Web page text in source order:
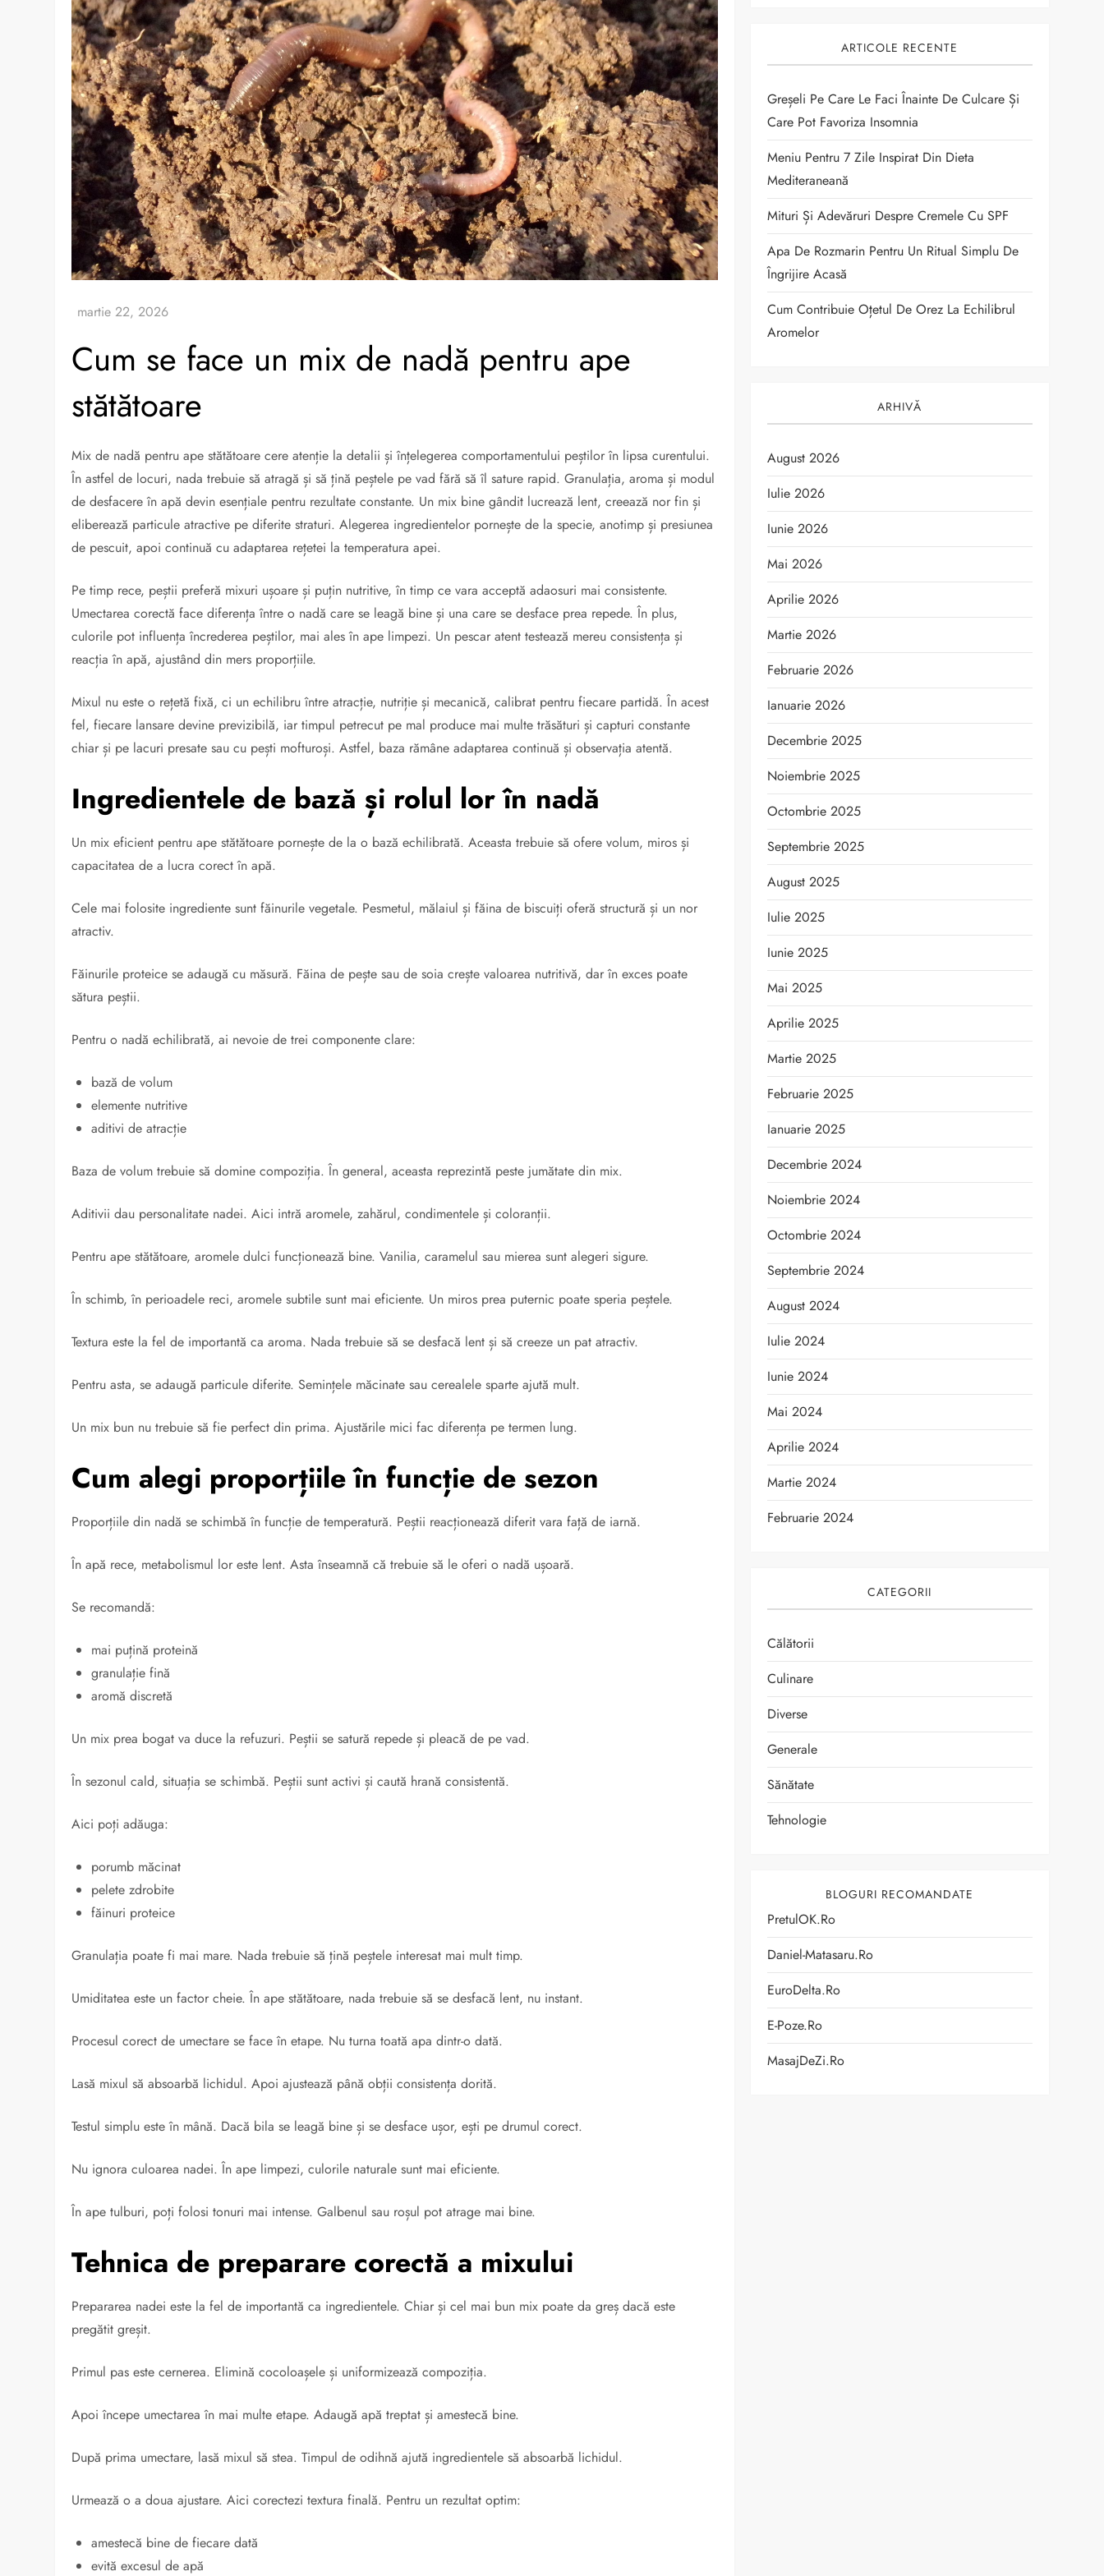
Cum se face un mix de nadă pentru ape
stătătoare
Mix de nadă pentru ape stătătoare cere atenție la detalii și înțelegerea comportamentului peștilor în lipsa curentului.
În astfel de locuri, nada trebuie să atragă și să țină peștele pe vad fără să îl sature rapid. Granulația, aroma și modul
de desfacere în apă devin esențiale pentru rezultate constante. Un mix bine gândit lucrează lent, creează nor fin și
eliberează particule atractive pe diferite straturi. Alegerea ingredientelor pornește de la specie, anotimp și presiunea
de pescuit, apoi continuă cu adaptarea rețetei la temperatura apei.
Pe timp rece, peștii preferă mixuri ușoare și puțin nutritive, în timp ce vara acceptă adaosuri mai consistente.
Umectarea corectă face diferența între o nadă care se leagă bine și una care se desface prea repede. În plus,
culorile pot influența încrederea peștilor, mai ales în ape limpezi. Un pescar atent testează mereu consistența și
reacția în apă, ajustând din mers proporțiile.
Mixul nu este o rețetă fixă, ci un echilibru între atracție, nutriție și mecanică, calibrat pentru fiecare partidă. În acest
fel, fiecare lansare devine previzibilă, iar timpul petrecut pe mal produce mai multe trăsături și capturi constante
chiar și pe lacuri presate sau cu pești mofturoși. Astfel, baza rămâne adaptarea continuă și observația atentă.
Ingredientele de bază și rolul lor în nadă
Un mix eficient pentru ape stătătoare pornește de la o bază echilibrată. Aceasta trebuie să ofere volum, miros și
capacitatea de a lucra corect în apă.
Cele mai folosite ingrediente sunt făinurile vegetale. Pesmetul, mălaiul și făina de biscuiți oferă structură și un nor
atractiv.
Făinurile proteice se adaugă cu măsură. Făina de pește sau de soia crește valoarea nutritivă, dar în exces poate
sătura peștii.
Pentru o nadă echilibrată, ai nevoie de trei componente clare:
bază de volum
elemente nutritive
aditivi de atracție
Baza de volum trebuie să domine compoziția. În general, aceasta reprezintă peste jumătate din mix.
Aditivii dau personalitate nadei. Aici intră aromele, zahărul, condimentele și coloranții.
Pentru ape stătătoare, aromele dulci funcționează bine. Vanilia, caramelul sau mierea sunt alegeri sigure.
În schimb, în perioadele reci, aromele subtile sunt mai eficiente. Un miros prea puternic poate speria peștele.
Textura este la fel de importantă ca aroma. Nada trebuie să se desfacă lent și să creeze un pat atractiv.
Pentru asta, se adaugă particule diferite. Semințele măcinate sau cerealele sparte ajută mult.
Un mix bun nu trebuie să fie perfect din prima. Ajustările mici fac diferența pe termen lung.
Cum alegi proporțiile în funcție de sezon
Proporțiile din nadă se schimbă în funcție de temperatură. Peștii reacționează diferit vara față de iarnă.
În apă rece, metabolismul lor este lent. Asta înseamnă că trebuie să le oferi o nadă ușoară.
Se recomandă:
mai puțină proteină
granulație fină
aromă discretă
Un mix prea bogat va duce la refuzuri. Peștii se satură repede și pleacă de pe vad.
În sezonul cald, situația se schimbă. Peștii sunt activi și caută hrană consistentă.
Aici poți adăuga:
porumb măcinat
pelete zdrobite
făinuri proteice
Granulația poate fi mai mare. Nada trebuie să țină peștele interesat mai mult timp.
Umiditatea este un factor cheie. În ape stătătoare, nada trebuie să se desfacă lent, nu instant.
Procesul corect de umectare se face în etape. Nu turna toată apa dintr-o dată.
Lasă mixul să absoarbă lichidul. Apoi ajustează până obții consistența dorită.
Testul simplu este în mână. Dacă bila se leagă bine și se desface ușor, ești pe drumul corect.
Nu ignora culoarea nadei. În ape limpezi, culorile naturale sunt mai eficiente.
În ape tulburi, poți folosi tonuri mai intense. Galbenul sau roșul pot atrage mai bine.
Tehnica de preparare corectă a mixului
Prepararea nadei este la fel de importantă ca ingredientele. Chiar și cel mai bun mix poate da greș dacă este
pregătit greșit.
Primul pas este cernerea. Elimină cocoloașele și uniformizează compoziția.
Apoi începe umectarea în mai multe etape. Adaugă apă treptat și amestecă bine.
După prima umectare, lasă mixul să stea. Timpul de odihnă ajută ingredientele să absoarbă lichidul.
Urmează o a doua ajustare. Aici corectezi textura finală. Pentru un rezultat optim:
amestecă bine de fiecare dată
evită excesul de apă
ARTICOLE RECENTE
Greșeli Pe Care Le Faci Înainte De Culcare Și
Care Pot Favoriza Insomnia
Meniu Pentru 7 Zile Inspirat Din Dieta
Mediteraneană
Mituri Și Adevăruri Despre Cremele Cu SPF
Apa De Rozmarin Pentru Un Ritual Simplu De
Îngrijire Acasă
Cum Contribuie Oțetul De Orez La Echilibrul
Aromelor
ARHIVĂ
August 2026
Iulie 2026
Iunie 2026
Mai 2026
Aprilie 2026
Martie 2026
Februarie 2026
Ianuarie 2026
Decembrie 2025
Noiembrie 2025
Octombrie 2025
Septembrie 2025
August 2025
Iulie 2025
Iunie 2025
Mai 2025
Aprilie 2025
Martie 2025
Februarie 2025
Ianuarie 2025
Decembrie 2024
Noiembrie 2024
Octombrie 2024
Septembrie 2024
August 2024
Iulie 2024
Iunie 2024
Mai 2024
Aprilie 2024
Martie 2024
Februarie 2024
CATEGORII
Călătorii
Culinare
Diverse
Generale
Sănătate
Tehnologie
BLOGURI RECOMANDATE
PretulOK.ro
Daniel-Matasaru.ro
EuroDelta.ro
E-Poze.ro
MasajDeZi.ro